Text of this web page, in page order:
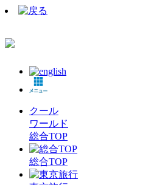
クール
ワールド
総合TOP
総合TOP